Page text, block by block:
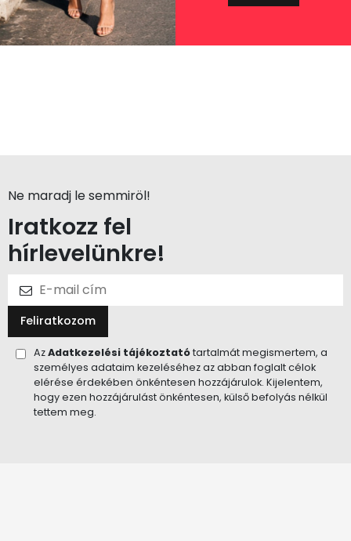
Ne maradj le semmiröl!
Iratkozz fel
hírlevelünkre!
Feliratkozom
AzAdatkezelési tájékoztatótartalmát megismertem, a
személyes adataim kezeléséhez az abban foglalt célok
elérése érdekében önkéntesen hozzájárulok. Kijelentem,
hogy ezen hozzájárulást önkéntesen, külső befolyás nélkül
tettem meg.